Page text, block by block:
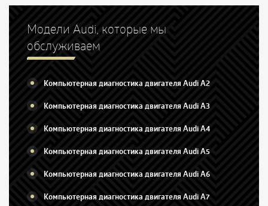
Модели Audi, которые мы
обслуживаем
Компьютерная диагностика двигателя Audi A2
Компьютерная диагностика двигателя Audi A3
Компьютерная диагностика двигателя Audi A4
Компьютерная диагностика двигателя Audi A5
Компьютерная диагностика двигателя Audi A6
Компьютерная диагностика двигателя Audi A7